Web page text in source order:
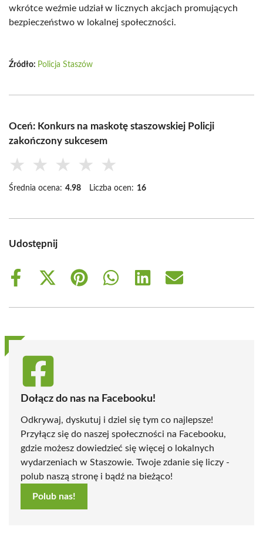
wkrótce weźmie udział w licznych akcjach promujących
bezpieczeństwo w lokalnej społeczności.
Źródło: Policja Staszów
Oceń: Konkurs na maskotę staszowskiej Policji
zakończony sukcesem
★ ★ ★ ★ ★
Średnia ocena: 4.98 Liczba ocen: 16
Udostępnij
Share
Share
(Twitter)
Share
Share
Share
Share
Dołącz do nas na Facebooku!
Odkrywaj, dyskutuj i dziel się tym co najlepsze!
Przyłącz się do naszej społeczności na Facebooku,
gdzie możesz dowiedzieć się więcej o lokalnych
wydarzeniach w Staszowie. Twoje zdanie się liczy -
polub naszą stronę i bądź na bieżąco!
Polub nas!